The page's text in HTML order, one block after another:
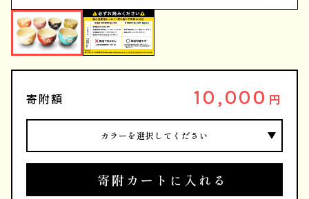
寄附額 10,000 円
カラーを選択してください
寄附カートに入れる